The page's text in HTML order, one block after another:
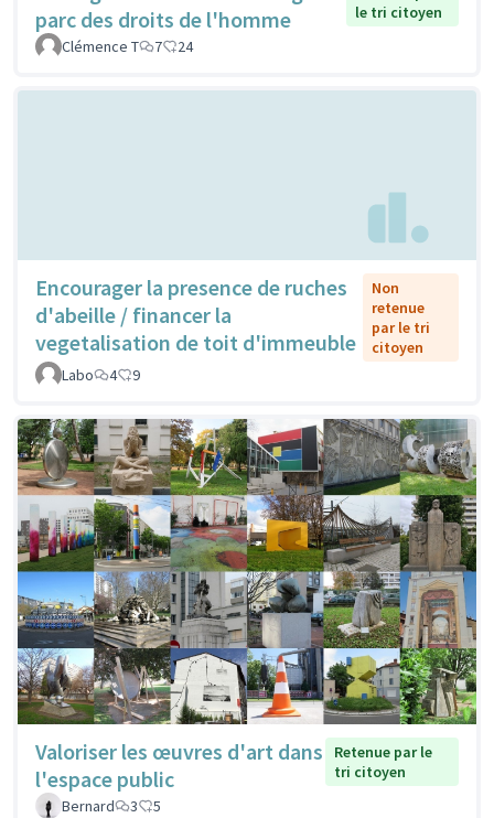
parc des droits de l'homme
le tri citoyen
Clémence T
7 24
Encourager la presence de ruches
d'abeille / financer la
vegetalisation de toit d'immeuble
Non
retenue
par le tri
citoyen
Labo
4 9
Valoriser les œuvres d'art dans
l'espace public
Retenue par le
tri citoyen
Bernard
3 5